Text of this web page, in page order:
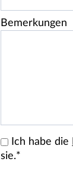
Bemerkungen
Ich habe die
sie.*